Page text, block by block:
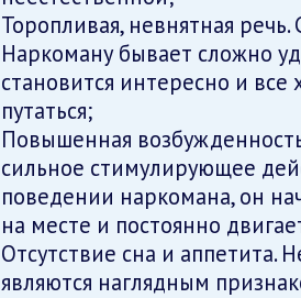
Торопливая, невнятная речь.
Наркоману бывает сложно
становится интересно и все
путаться;
Повышенная
сильное стимулирующее
поведении наркомана, он
на месте и постоянно
Отсутствие сна и аппетита.
являются наглядным